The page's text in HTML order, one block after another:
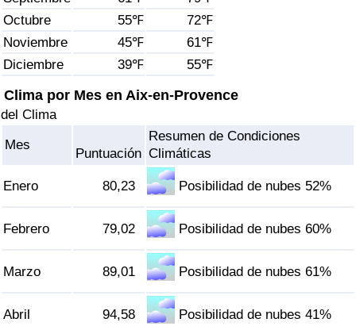
Octubre
55℉
72℉
Noviembre
45℉
61℉
Diciembre
39℉ 55℉
Clima por Mes en Aix-en-Provence
del Clima
Mes
Puntuación
Resumen de Condiciones
Climáticas
Enero 80,23 Posibilidad de nubes 52%
Febrero 79,02 Posibilidad de nubes 60%
Marzo 89,01 Posibilidad de nubes 61%
Abril 94,58 Posibilidad de nubes 41%
Índice de criminalidad por país
Sanidad
Índice de Sanidad (Actual)
Índice de Sanidad por País
Índice de Contaminación (Actual)